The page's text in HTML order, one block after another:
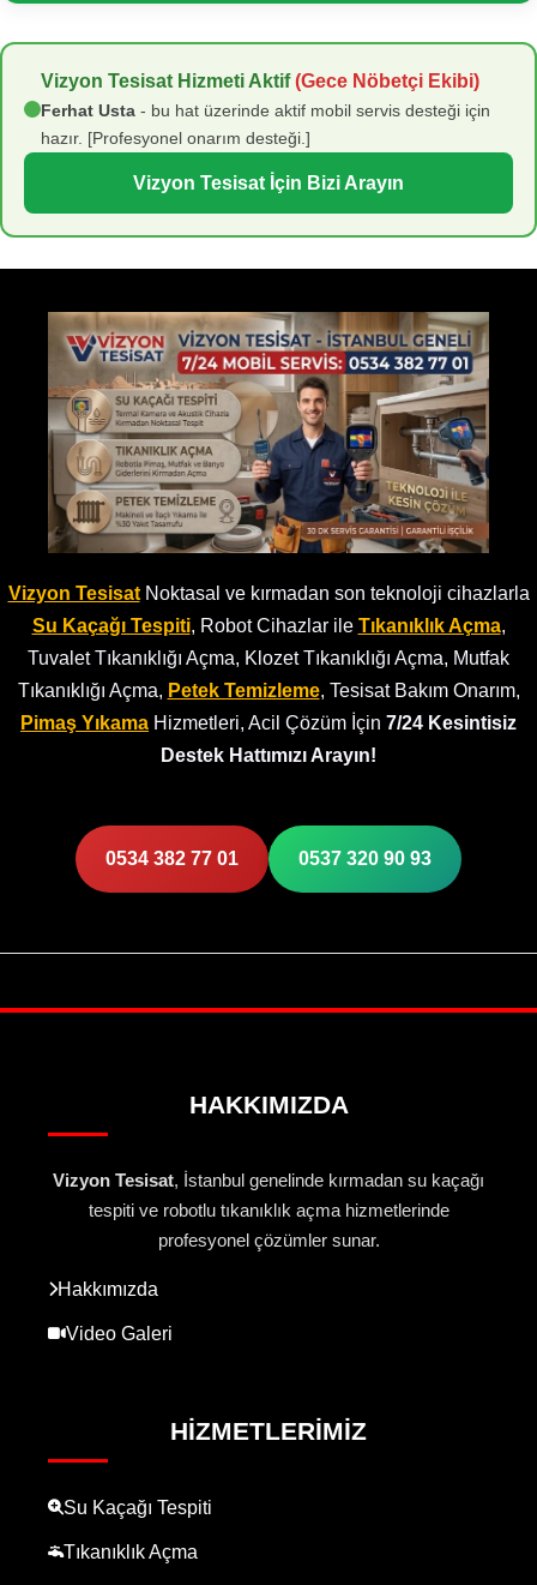
Vizyon Tesisat Hizmeti Aktif(Gece Nöbetçi Ekibi)
Ferhat Usta - bu hat üzerinde aktif mobil servis desteği için
hazır. [Profesyonel onarım desteği.]
Vizyon Tesisat İçin Bizi Arayın
Vizyon TesisatNoktasal ve kırmadan son teknoloji cihazlarla
Su Kaçağı Tespiti, Robot Cihazlar ile Tıkanıklık Açma,
Tuvalet Tıkanıklığı Açma, Klozet Tıkanıklığı Açma, Mutfak
Tıkanıklığı Açma, Petek Temizleme, Tesisat Bakım Onarım,
Pimaş Yıkama Hizmetleri, Acil Çözüm İçin 7/24 Kesintisiz
Destek Hattımızı Arayın!
0534 382 77 01 0537 320 90 93
HAKKIMIZDA
Vizyon Tesisat, İstanbul genelinde kırmadan su kaçağı
tespiti ve robotlu tıkanıklık açma hizmetlerinde
profesyonel çözümler sunar.
Hakkımızda
Video Galeri
HIZMETLERIMIZ
Su Kaçağı Tespiti
Tıkanıklık Açma